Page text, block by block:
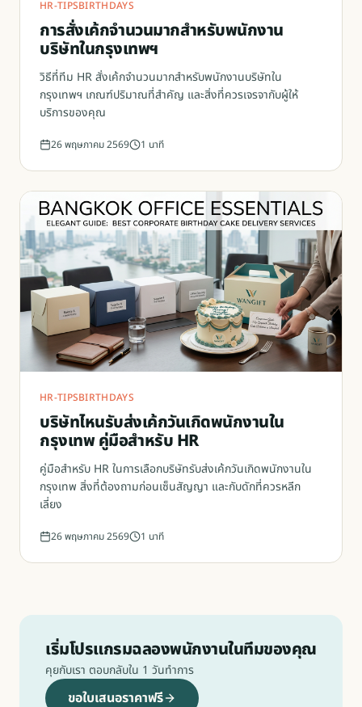
HR-TIPSBIRTHDAYS
การสั่งเค้กจำนวนมากสำหรับพนักงาน
บริษัทในกรุงเทพฯ
วิธีที่ทีม HR สั่งเค้กจำนวนมากสำหรับพนักงานบริษัทใน
กรุงเทพฯ เกณฑ์ปริมาณที่สำคัญ และสิ่งที่ควรเจรจากับผู้ให้
บริการของคุณ
26 พฤษภาคม 2569 1 นาที
HR-TIPSBIRTHDAYS
บริษัทไหนรับส่งเค้กวันเกิดพนักงานใน
กรุงเทพ คู่มือสำหรับ HR
คู่มือสำหรับ HR ในการเลือกบริษัทรับส่งเค้กวันเกิดพนักงานใน
กรุงเทพ สิ่งที่ต้องถามก่อนเซ็นสัญญา และกับดักที่ควรหลีก
เลี่ยง
26 พฤษภาคม 2569 1 นาที
เริ่มโปรแกรมฉลองพนักงานในทีมของคุณ
คุยกับเรา ตอบกลับใน 1 วันทำการ
ขอใบเสนอราคาฟรี